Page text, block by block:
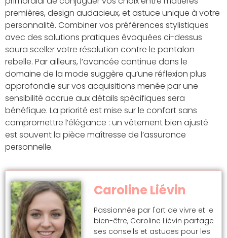
premières, design audacieux, et astuce unique à votre
personnalité. Combiner vos préférences stylistiques
avec des solutions pratiques évoquées ci-dessus
saura sceller votre résolution contre le pantalon
rebelle. Par ailleurs, l’avancée continue dans le
domaine de la mode suggère qu’une réflexion plus
approfondie sur vos acquisitions menée par une
sensibilité accrue aux détails spécifiques sera
bénéfique. La priorité est mise sur le confort sans
compromettre l’élégance : un vêtement bien ajusté
est souvent la pièce maîtresse de l’assurance
personnelle.
Caroline Liévin
Passionnée par l'art de vivre et le
bien-être, Caroline Liévin partage
ses conseils et astuces pour les